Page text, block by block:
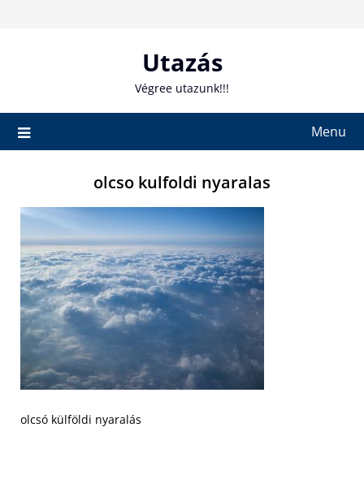
Utazás
Végree utazunk!!!
Menu
olcso kulfoldi nyaralas
olcsó külföldi nyaralás